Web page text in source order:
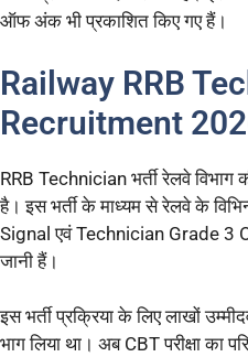
ऑफ अंक भी प्रकाशित किए गए हैं।
Railway RRB
Recruitment
RRB Technician भर्ती रेलवे विभाग
है। इस भर्ती के माध्यम से रेलवे के
Signal एवं Technician Grade 3
जानी हैं।
इस भर्ती प्रक्रिया के लिए लाखों
भाग लिया था। अब CBT परीक्षा का